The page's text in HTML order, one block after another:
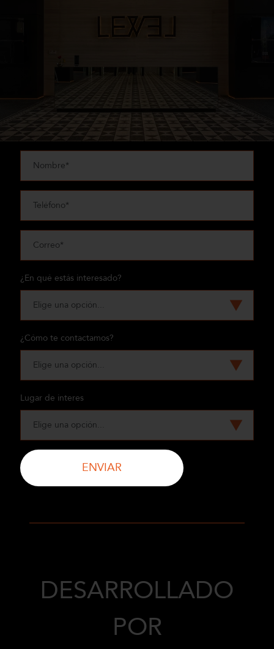
¿En qué estás interesado?
¿Cómo te contactamos?
Lugar de interes
ENVIAR
DESARROLLADO
POR